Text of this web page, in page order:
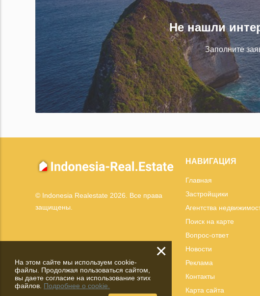
Не нашли
Заполните
© Indonesia Realestate 2026. Все права
защищены.
НАВИГАЦИЯ
Главная
Застройщики
Агентства
Поиск на карте
Вопрос-ответ
Новости
Реклама
Контакты
Карта сайта
×
На этом сайте мы используем cookie-
файлы. Продолжая пользоваться сайтом,
вы даете согласие на использование этих
файлов. Подробнее о cookie.